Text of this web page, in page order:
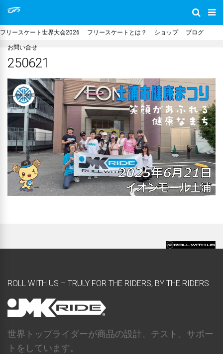
フリースケート世界大会2026 フリースケートとは？ ショップ ブログ
お問い合せ
250621
ROLL WITH US – TRULY FOR THE RIDERS, BY THE RIDERS
世界トップライダーが商品の設計、テスト、サポー
トをしています。